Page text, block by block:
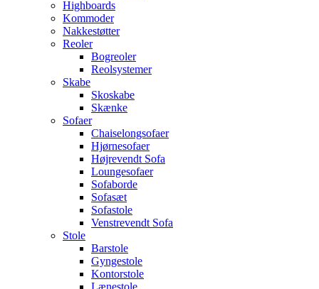
Highboards
Kommoder
Nakkestøtter
Reoler
Bogreoler
Reolsystemer
Skabe
Skoskabe
Skænke
Sofaer
Chaiselongsofaer
Hjørnesofaer
Højrevendt Sofa
Loungesofaer
Sofaborde
Sofasæt
Sofastole
Venstrevendt Sofa
Stole
Barstole
Gyngestole
Kontorstole
Lænestole